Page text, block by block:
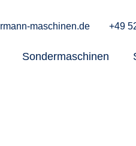
maschinen.de +49
Sondermaschinen